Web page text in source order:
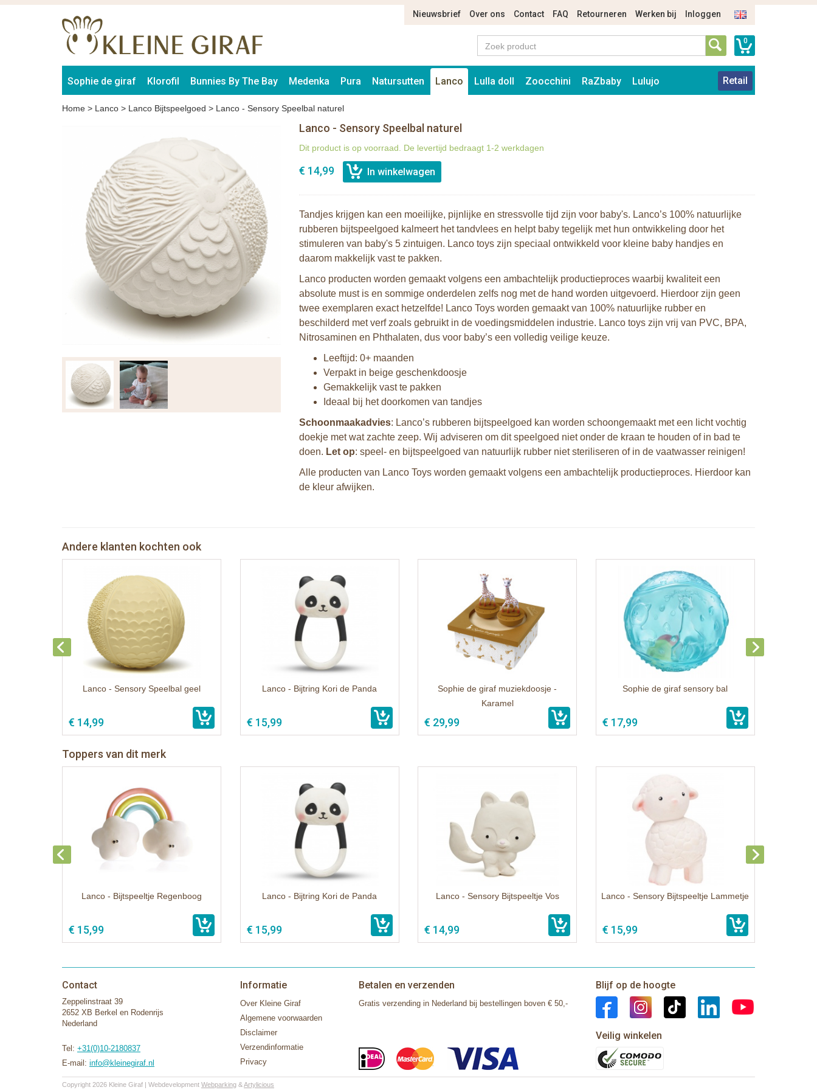
Nieuwsbrief Over ons Contact FAQ Retourneren Werken bij Inloggen
0
Sophie de giraf Klorofil Bunnies By The Bay Medenka Pura Natursutten Lanco Lulla doll Zoocchini RaZbaby Lulujo Retail
Home > Lanco > Lanco Bijtspeelgoed > Lanco - Sensory Speelbal naturel
Lanco - Sensory Speelbal naturel
Dit product is op voorraad. De levertijd bedraagt 1-2 werkdagen
€ 14,99
Tandjes krijgen kan een moeilijke, pijnlijke en stressvolle tijd zijn voor baby's. Lanco’s 100% natuurlijke
rubberen bijtspeelgoed kalmeert het tandvlees en helpt baby tegelijk met hun ontwikkeling door het
stimuleren van baby's 5 zintuigen. Lanco toys zijn speciaal ontwikkeld voor kleine baby handjes en
daarom makkelijk vast te pakken.
Lanco producten worden gemaakt volgens een ambachtelijk productieproces waarbij kwaliteit een
absolute must is en sommige onderdelen zelfs nog met de hand worden uitgevoerd. Hierdoor zijn geen
twee exemplaren exact hetzelfde! Lanco Toys worden gemaakt van 100% natuurlijke rubber en
beschilderd met verf zoals gebruikt in de voedingsmiddelen industrie. Lanco toys zijn vrij van PVC, BPA,
Nitrosaminen en Phthalaten, dus voor baby’s een volledig veilige keuze.
Leeftijd: 0+ maanden
Verpakt in beige geschenkdoosje
Gemakkelijk vast te pakken
Ideaal bij het doorkomen van tandjes
Schoonmaakadvies: Lanco’s rubberen bijtspeelgoed kan worden schoongemaakt met een licht vochtig
doekje met wat zachte zeep. Wij adviseren om dit speelgoed niet onder de kraan te houden of in bad te
doen. Let op: speel- en bijtspeelgoed van natuurlijk rubber niet steriliseren of in de vaatwasser reinigen!
Alle producten van Lanco Toys worden gemaakt volgens een ambachtelijk productieproces. Hierdoor kan
de kleur afwijken.
Andere klanten kochten ook
Lanco - Sensory Speelbal geel
€ 14,99
Lanco - Bijtring Kori de Panda
€ 15,99
Sophie de giraf muziekdoosje -
Karamel
€ 29,99
Sophie de giraf sensory bal
€ 17,99
Toppers van dit merk
Lanco - Bijtspeeltje Regenboog
€ 15,99
Lanco - Bijtring Kori de Panda
€ 15,99
Lanco - Sensory Bijtspeeltje Vos
€ 14,99
Lanco - Sensory Bijtspeeltje Lammetje
€ 15,99
Contact
Zeppelinstraat 39
2652 XB Berkel en Rodenrijs
Nederland
Tel: +31(0)10-2180837
E-mail: info@kleinegiraf.nl
Informatie
Over Kleine Giraf
Algemene voorwaarden
Disclaimer
Verzendinformatie
Privacy
Betalen en verzenden
Gratis verzending in Nederland bij bestellingen boven € 50,-
Blijf op de hoogte
Veilig winkelen
Copyright 2026 Kleine Giraf | Webdevelopment Webparking &Artylicious